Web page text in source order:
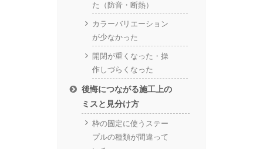
た（防音・断熱）
カラーバリエーション
が少なかった
開閉が重くなった・操
作しづらくなった
後悔につながる施工上の
ミスと見分け方
枠の固定に使うステー
プルの種類が間違って